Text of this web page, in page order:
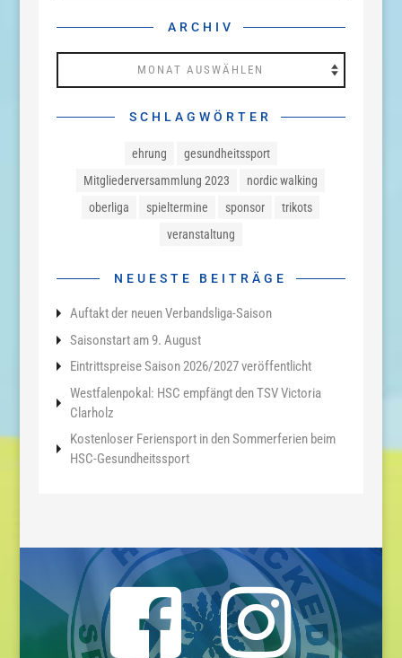
ARCHIV
SCHLAGWÖRTER
ehrung
gesundheitssport
Mitgliederversammlung 2023
nordic walking
oberliga
spieltermine sponsor
trikots
veranstaltung
NEUESTE BEITRÄGE
Auftakt der neuen Verbandsliga-Saison
Saisonstart am 9. August
Eintrittspreise Saison 2026/2027 veröffentlicht
Westfalenpokal: HSC empfängt den TSV Victoria
Clarholz
Kostenloser Feriensport in den Sommerferien beim
HSC-Gesundheitssport